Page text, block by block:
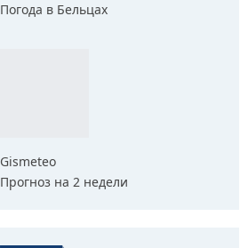
Погода в Бельцах
Gismeteo
Прогноз на 2 недели